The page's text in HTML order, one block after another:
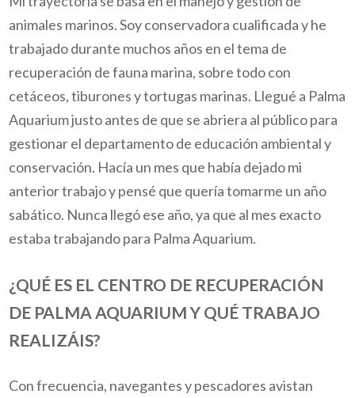
animales marinos. Soy conservadora cualificada y he
trabajado durante muchos años en el tema de
recuperación de fauna marina, sobre todo con
cetáceos, tiburones y tortugas marinas. Llegué a Palma
Aquarium justo antes de que se abriera al público para
gestionar el departamento de educación ambiental y
conservación. Hacía un mes que había dejado mi
anterior trabajo y pensé que quería tomarme un año
sabático. Nunca llegó ese año, ya que al mes exacto
estaba trabajando para Palma Aquarium.
¿QUÉ ES EL CENTRO DE RECUPERACIÓN
DE PALMA AQUARIUM Y QUÉ TRABAJO
REALIZÁIS?
Con frecuencia, navegantes y pescadores avistan